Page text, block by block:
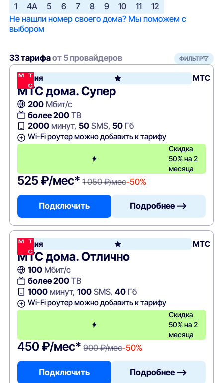
1
4А 5 6 7 8 9 10 11
12
Не нашли номер своего дома? Мы поможем с
выбором
33 тарифаот 5 провайдеров ФИЛЬТР
Акция МТС
МТС дома. Супер
200Мбит/с
более 200ТВ
2000минут, 50SMS, 50Гб
Wi-Fi роутер можно добавить к тарифу
Скидка
50% на 2
месяца
525 ₽/мес* 1 050 ₽/мес-50%
Подключить Подробнее —>
Акция МТС
МТС дома. Отлично
100Мбит/с
более 200ТВ
1000минут, 100SMS, 40Гб
Wi-Fi роутер можно добавить к тарифу
Скидка
50% на 2
месяца
450 ₽/мес* 900 ₽/мес-50%
Подключить Подробнее —>